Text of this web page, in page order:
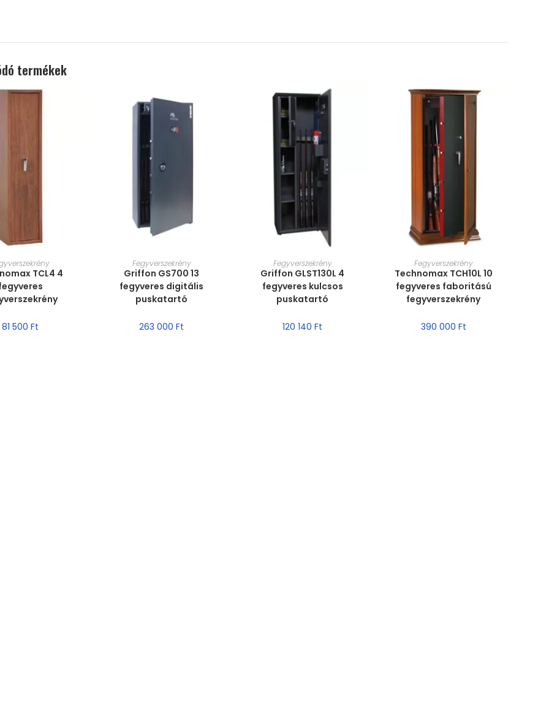
termékek
VÁLASZTÁSA
TCL4 4
81 500Ft
MÉRET VÁLASZTÁSA
Fegyverszekrény
Griffon GS700 13
fegyveres digitális
puskatartó
263 000Ft
MÉRET VÁLASZTÁSA
Fegyverszekrény
Griffon GLST130L 4
fegyveres kulcsos
puskatartó
120 140Ft
MÉRET VÁLASZTÁSA
Fegyverszekrény
Technomax TCH10L 10
fegyveres faboritású
fegyverszekrény
390 000 Ft